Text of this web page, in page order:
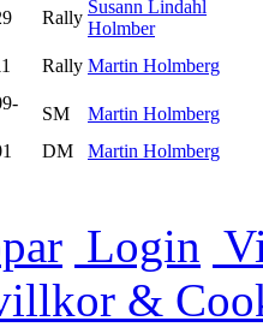
Rally
Susann Lindahl
Holmber
Rally Martin Holmberg
SM
Martin Holmberg
DM Martin Holmberg
Login
&